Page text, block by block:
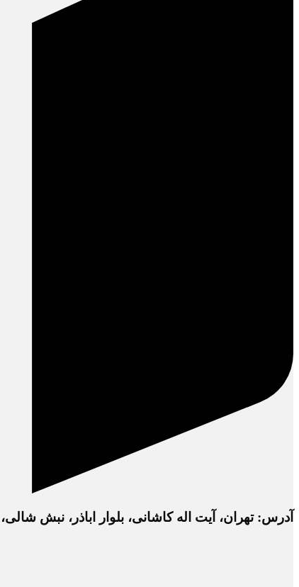
آدرس: تهران، آیت اله کاشانی، بلوار اباذر، نبش شالی، ساختمان